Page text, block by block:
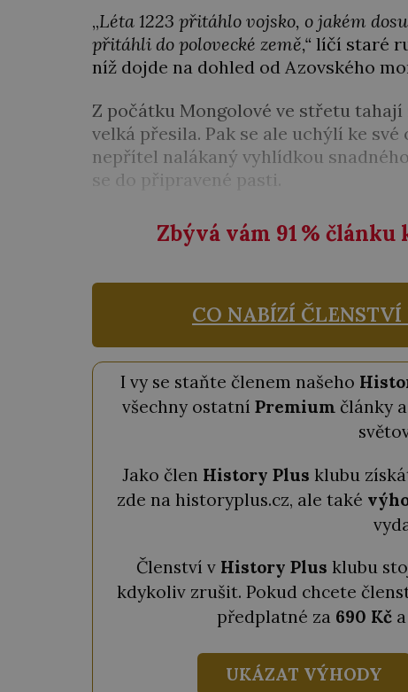
„Léta 1223 přitáhlo vojsko, o jakém
přitáhli do polovecké země,“ líčí staré
níž dojde na dohled od Azovského
Z počátku Mongolové ve střetu
velká přesila. Pak se ale uchýlí ke
nepřítel nalákaný vyhlídkou
se do připravené pasti.
Zbývá vám 91% článku
CO NABÍZÍ
I vy se staňte členem našeho
všechny ostatní Premium články
Jako člen History Plus klubu
zde na historyplus.cz, ale také
Členství v History Plus klubu
kdykoliv zrušit. Pokud chcete
předplatné za 690 Kč
UKÁZAT VÝHODY